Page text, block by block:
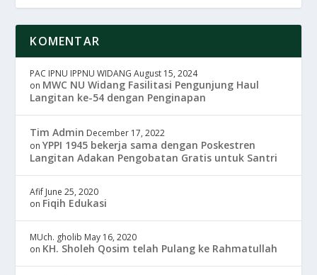
KOMENTAR
PAC IPNU IPPNU WIDANG August 15, 2024
on MWC NU Widang Fasilitasi Pengunjung Haul
Langitan ke-54 dengan Penginapan
Tim Admin December 17, 2022
onYPPI 1945 bekerja sama dengan Poskestren
Langitan Adakan Pengobatan Gratis untuk Santri
Afif June 25, 2020
on Fiqih Edukasi
MUch. gholib May 16, 2020
on KH. Sholeh Qosim telah Pulang ke Rahmatullah